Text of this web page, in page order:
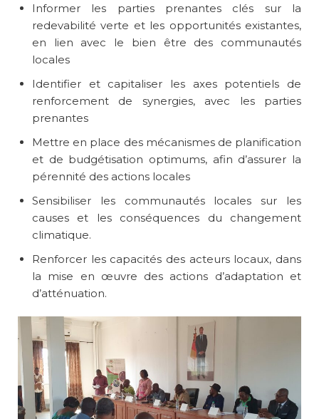
Informer les parties prenantes clés sur la
redevabilité verte et les opportunités existantes,
en lien avec le bien être des communautés
locales
Identifier et capitaliser les axes potentiels de
renforcement de synergies, avec les parties
prenantes
Mettre en place des mécanismes de planification
et de budgétisation optimums, afin d’assurer la
pérennité des actions locales
Sensibiliser les communautés locales sur les
causes et les conséquences du changement
climatique.
Renforcer les capacités des acteurs locaux, dans
la mise en œuvre des actions d’adaptation et
d’atténuation.